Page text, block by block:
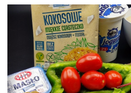
Previous